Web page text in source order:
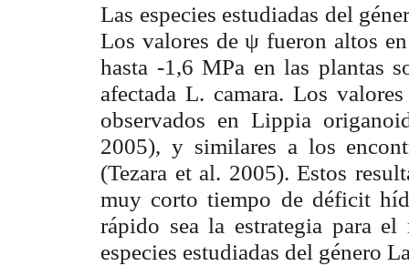
Las especies estudiadas del
Los valores de ψ fueron altos
hasta -1,6 MPa en las plantas
afectada L. camara. Los
observados en Lippia
2005), y similares a los
(Tezara et al. 2005). Estos
muy corto tiempo de déficit
rápido sea la estrategia para
especies estudiadas del género